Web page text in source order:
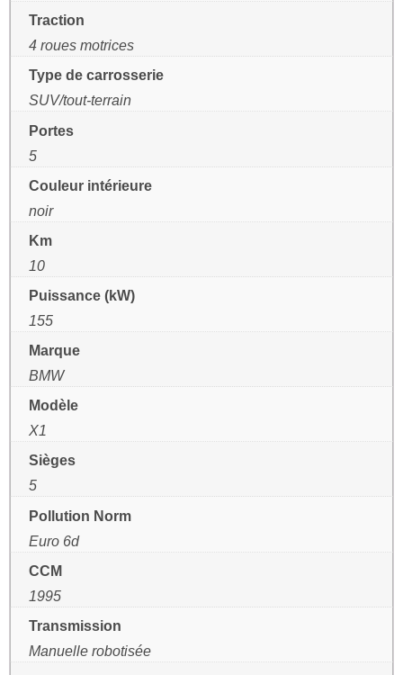
Traction
4 roues motrices
Type de carrosserie
SUV/tout-terrain
Portes
5
Couleur intérieure
noir
Km
10
Puissance (kW)
155
Marque
BMW
Modèle
X1
Sièges
5
Pollution Norm
Euro 6d
CCM
1995
Transmission
Manuelle robotisée